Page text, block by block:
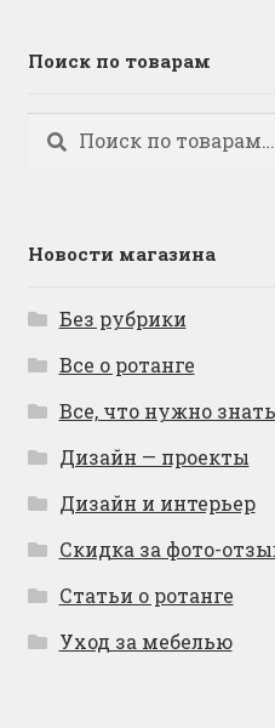
Поиск по товарам
Искать:
Поиск
Новости магазина
Без рубрики
Все о ротанге
Все, что нужно
Дизайн — проекты
Дизайн и интерьер
Скидка за фото-
Статьи о ротанге
Уход за мебелью